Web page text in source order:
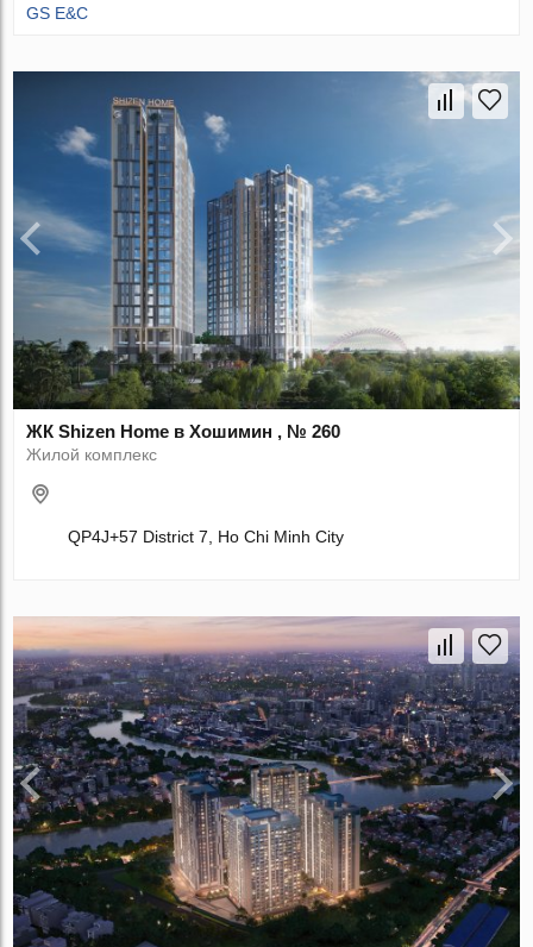
GS E&C
ЖК Shizen Home в Хошимин , № 260
Жилой комплекс
QP4J+57 District 7, Ho Chi Minh City